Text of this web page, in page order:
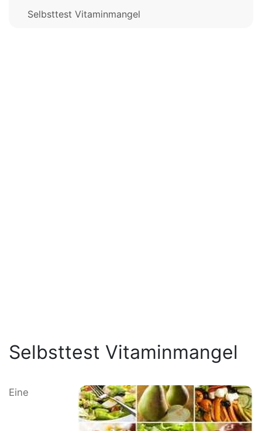
Selbsttest Vitaminmangel
Selbsttest Vitaminmangel
Eine